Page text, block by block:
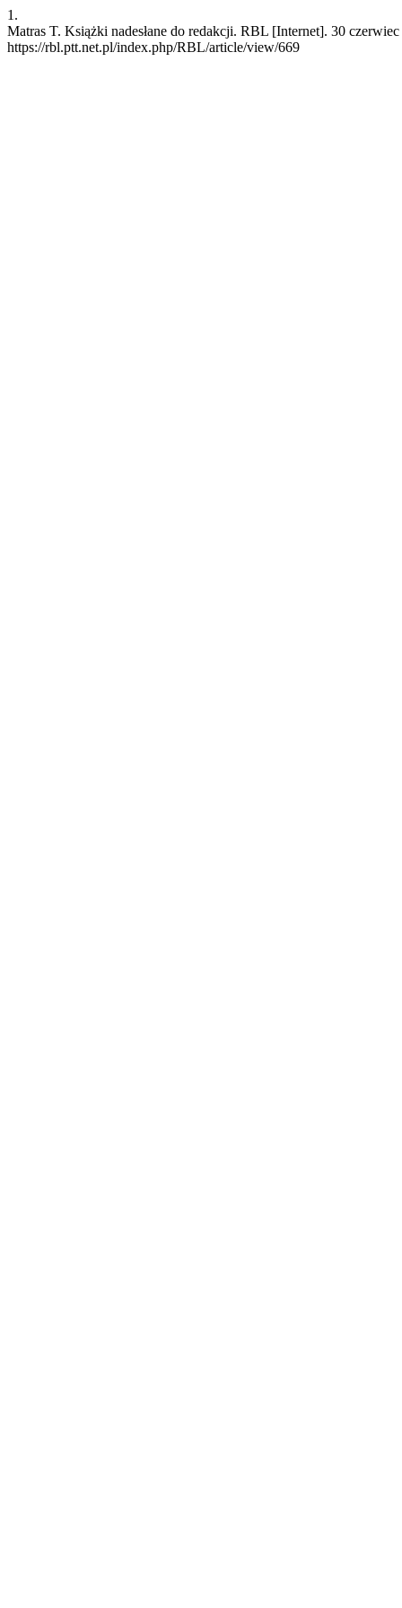
1.
Matras T. Książki nadesłane do redakcji. RBL [Internet]. 30
https://rbl.ptt.net.pl/index.php/RBL/article/view/669